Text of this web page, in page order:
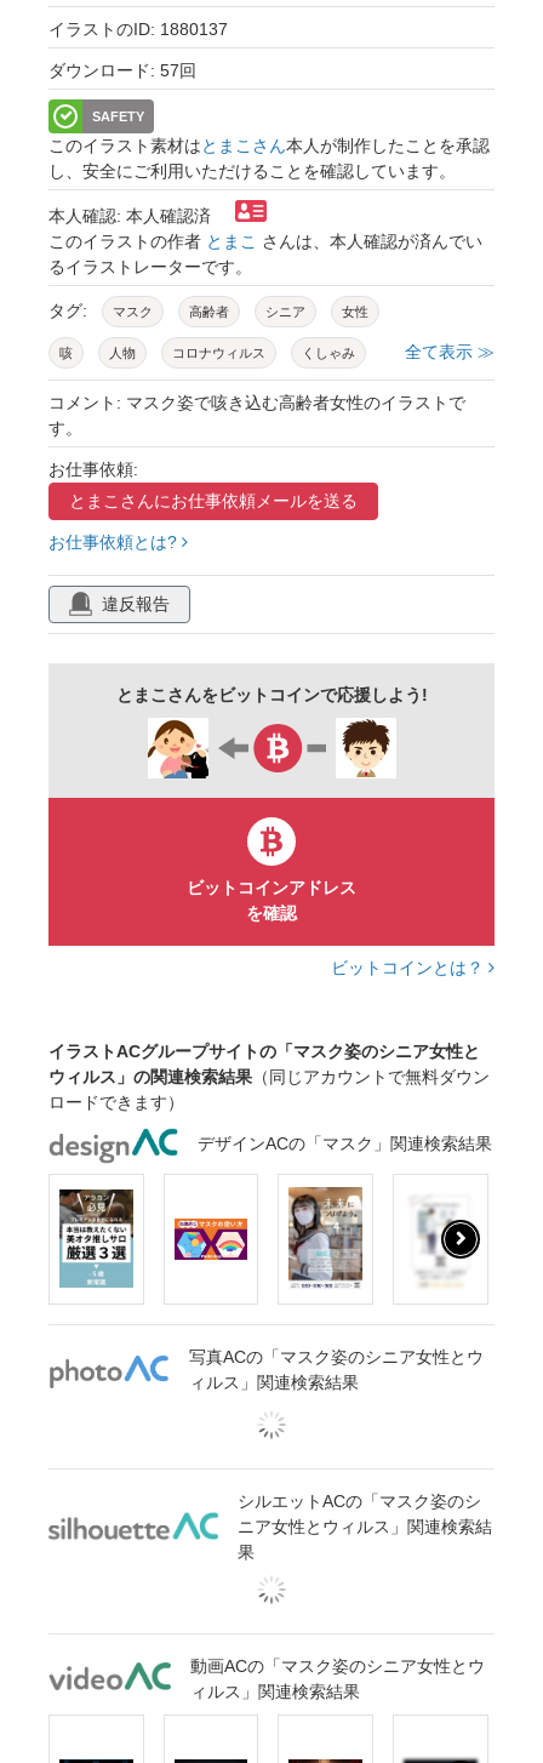
イラストのID: 1880137
ダウンロード: 57回
SAFETY
このイラスト素材はとまこさん本人が制作したことを承認
し、安全にご利用いただけることを確認しています。
本人確認: 本人確認済
このイラストの作者 とまこ さんは、本人確認が済んでい
るイラストレーターです。
タグ: マスク 高齢者 シニア 女性
咳 人物 コロナウィルス くしゃみ
咳き込む ウィルス コロナ
インフルエンザ
医療 予防
全て表示 ≫
コメント: マスク姿で咳き込む高齢者女性のイラストで
す。
お仕事依頼:
とまこさんにお仕事依頼メールを送る
お仕事依頼とは?
違反報告
とまこさんをビットコインで応援しよう!
ビットコインアドレス
を確認
ビットコインとは？
イラストACグループサイトの「マスク姿のシニア女性と
ウィルス」の関連検索結果 （同じアカウントで無料ダウン
ロードできます）
デザインACの「マスク」関連検索結果
写真ACの「マスク姿のシニア女性とウ
ィルス」関連検索結果
シルエットACの「マスク姿のシ
ニア女性とウィルス」関連検索結
果
動画ACの「マスク姿のシニア女性とウ
ィルス」関連検索結果